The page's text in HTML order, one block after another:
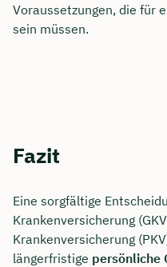
Voraussetzungen, die für
sein müssen.
Fazit
Eine sorgfältige
Krankenversicherung
Krankenversicherung
längerfristige persönliche